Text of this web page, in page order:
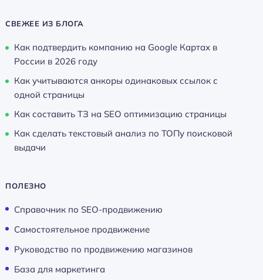
СВЕЖЕЕ ИЗ БЛОГА
Как подтвердить компанию на Google Картах в
России в 2026 году
Как учитываются анкоры одинаковых ссылок с
одной страницы
Как составить ТЗ на SEO оптимизацию страницы
Как сделать текстовый анализ по ТОПу поисковой
выдачи
ПОЛЕЗНО
Справочник по SEO-продвижению
Самостоятельное продвижение
Руководство по продвижению магазинов
База для маркетинга